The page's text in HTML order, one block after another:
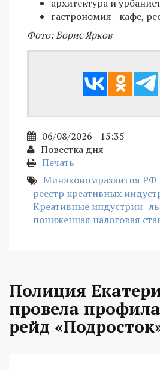
архитектура и
гастрономия - кафе,
Фото: Борис Ярков
06/08/2026 - 15:35
Повестка дня
Печать
Минэкономразвития РФ
реестр креативных
Креативные индустрии
пониженная налоговая
Полиция
провела
рейд